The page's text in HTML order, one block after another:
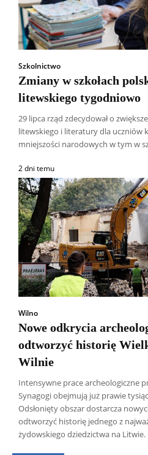
Szkolnictwo
Zmiany w szkołach
litewskiego tygodniowo
29 lipca rząd zdecydował o
litewskiego i literatury dla uczniów
mniejszości narodowych w tym w
2 dni temu
Wilno
Nowe odkrycia
odtworzyć historię
Wilnie
Intensywne prace archeologiczne
Synagogi obejmują już prawie
Odsłonięty obszar dostarcza
odtworzyć historię jednego z
żydowskiego dziedzictwa na Litwie.
Wszyscy
ks. Jarosław